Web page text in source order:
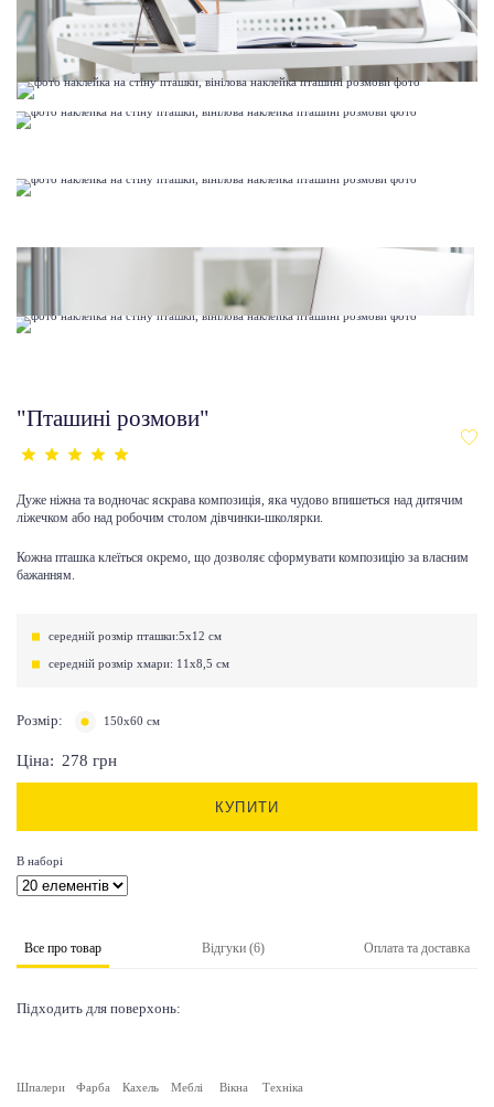
"Пташині розмови"
Дуже ніжна та водночас яскрава композиція, яка чудово впишеться над дитячим
ліжечком або над робочим столом дівчинки-школярки.
Кожна пташка клеїться окремо, що дозволяє сформувати композицію за власним
бажанням.
середній розмір пташки:5х12 см
середній розмір хмари: 11х8,5 см
Розмір: 150х60 см
Ціна: 278 грн
КУПИТИ
В наборі
Все про товар Відгуки (6) Оплата та доставка
Підходить для поверхонь:
Шпалери Фарба Кахель Меблі Вікна Техніка